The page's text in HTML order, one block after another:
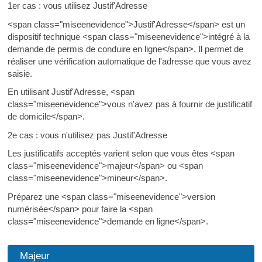
1er cas : vous utilisez Justif'Adresse
<span class="miseenevidence">Justif'Adresse</span> est un
dispositif technique <span class="miseenevidence">intégré à la
demande de permis de conduire en ligne</span>. Il permet de
réaliser une vérification automatique de l'adresse que vous avez
saisie.
En utilisant Justif'Adresse, <span
class="miseenevidence">vous n'avez pas à fournir de justificatif
de domicile</span>.
2e cas : vous n'utilisez pas Justif'Adresse
Les justificatifs acceptés varient selon que vous êtes <span
class="miseenevidence">majeur</span> ou <span
class="miseenevidence">mineur</span>.
Préparez une <span class="miseenevidence">version
numérisée</span> pour faire la <span
class="miseenevidence">demande en ligne</span>.
Majeur